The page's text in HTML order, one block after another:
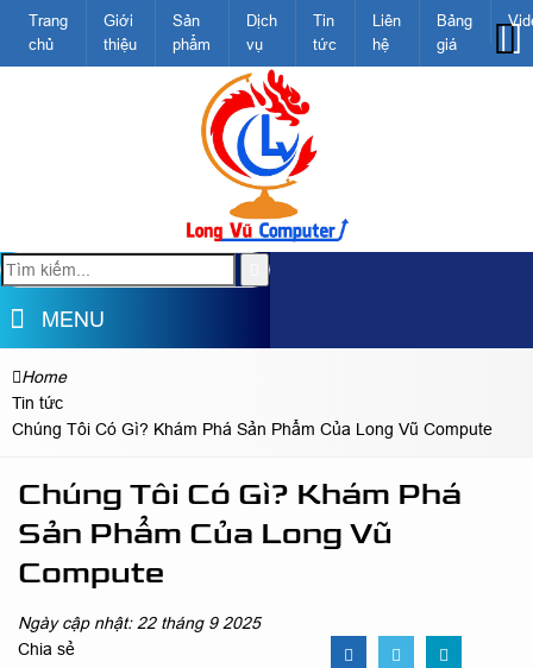
Trang
chủ
Giới
thiệu
Sản
phẩm
Dịch
vụ
Tin
tức
Liên
hệ
Bảng
giá
MENU
Home
Tin tức
Chúng Tôi Có Gì? Khám Phá Sản Phẩm Của Long Vũ Compute
Chúng Tôi Có Gì? Khám Phá
Sản Phẩm Của Long Vũ
Compute
Ngày cập nhật: 22 tháng 9 2025
Chia sẻ